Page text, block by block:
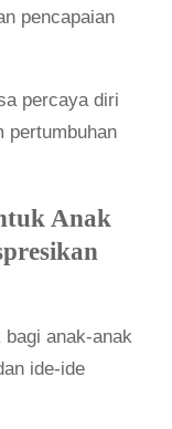
pencapaian
percaya diri
pertumbuhan
Anak
anak-anak
ide-ide